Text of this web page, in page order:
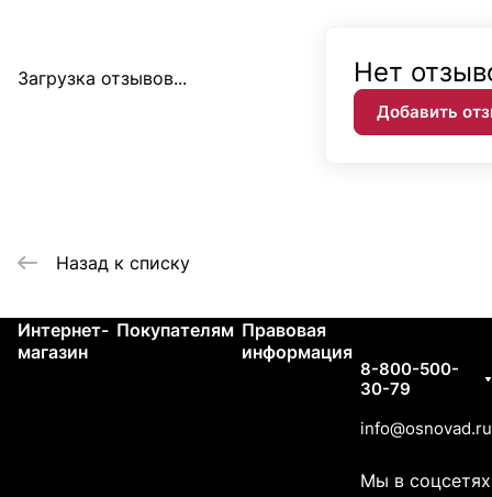
Загрузка отзывов... Нет
Добавить
Назад к списку
Интернет-
магазин
Покупателям Правовая
информация
8-800-500-
30-79
info@osnovad.ru
Мы в соцсетях